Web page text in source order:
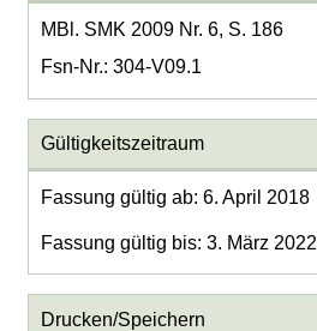
MBl. SMK 2009 Nr. 6, S. 186
Fsn-Nr.: 304-V09.1
Gültigkeitszeitraum
Fassung gültig ab: 6. April 2018
Fassung gültig bis: 3. März 2022
Drucken/Speichern